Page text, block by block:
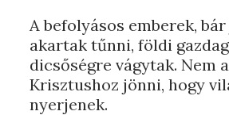
A befolyásos emberek,
akartak tűnni, földi
dicsőségre vágytak. Nem
Krisztushoz jönni, hogy
nyerjenek.